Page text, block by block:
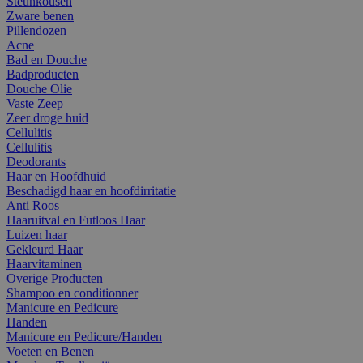
Zware benen
Pillendozen
Acne
Bad en Douche
Badproducten
Douche Olie
Vaste Zeep
Zeer droge huid
Cellulitis
Cellulitis
Deodorants
Haar en Hoofdhuid
Beschadigd haar en hoofdirritatie
Anti Roos
Haaruitval en Futloos Haar
Luizen haar
Gekleurd Haar
Haarvitaminen
Overige Producten
Shampoo en conditionner
Manicure en Pedicure
Handen
Manicure en Pedicure/Handen
Voeten en Benen